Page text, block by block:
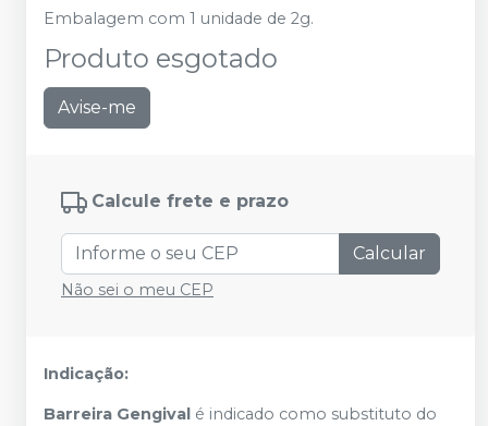
Embalagem com 1 unidade de 2g.
Produto esgotado
Avise-me
Calcule frete e prazo
Calcular
Não sei o meu CEP
Indicação:
Barreira Gengival é indicado como substituto do